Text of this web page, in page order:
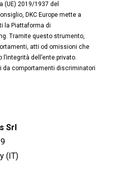
(UE) 2019/1937 del
DKC Europe mette a
la Piattaforma di
Tramite questo strumento,
atti od omissioni che
l’integrità dell’ente privato.
da comportamenti discriminatori
Srl
(IT)